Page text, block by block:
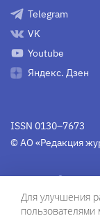
Telegram
VK
Youtube
Яндекс. Дзен
ISSN 0130–7673
© АО «Редакция
связи,
Для улучшения